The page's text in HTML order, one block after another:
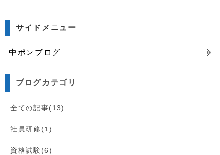
サイドメニュー
中ポンブログ
ブログカテゴリ
全ての記事(13)
社員研修(1)
資格試験(6)